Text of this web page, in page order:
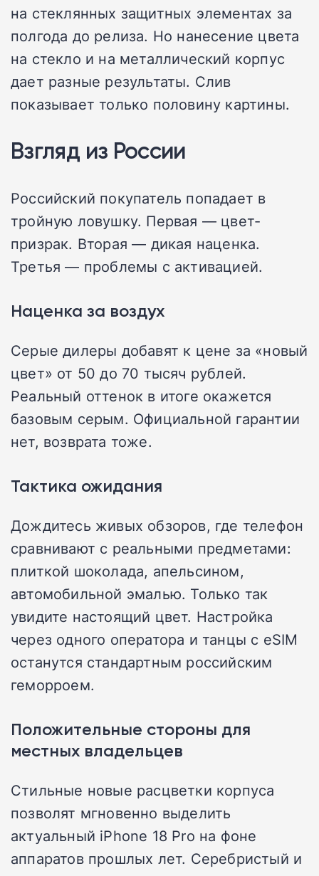
на стеклянных защитных элементах за
полгода до релиза. Но нанесение цвета
на стекло и на металлический корпус
дает разные результаты. Слив
показывает только половину картины.
Взгляд из России
Российский покупатель попадает в
тройную ловушку. Первая — цвет-
призрак. Вторая — дикая наценка.
Третья — проблемы с активацией.
Наценка за воздух
Серые дилеры добавят к цене за «новый
цвет» от 50 до 70 тысяч рублей.
Реальный оттенок в итоге окажется
базовым серым. Официальной гарантии
нет, возврата тоже.
Тактика ожидания
Дождитесь живых обзоров, где телефон
сравнивают с реальными предметами:
плиткой шоколада, апельсином,
автомобильной эмалью. Только так
увидите настоящий цвет. Настройка
через одного оператора и танцы с eSIM
останутся стандартным российским
геморроем.
Положительные стороны для
местных владельцев
Стильные новые расцветки корпуса
позволят мгновенно выделить
актуальный iPhone 18 Pro на фоне
аппаратов прошлых лет. Серебристый и